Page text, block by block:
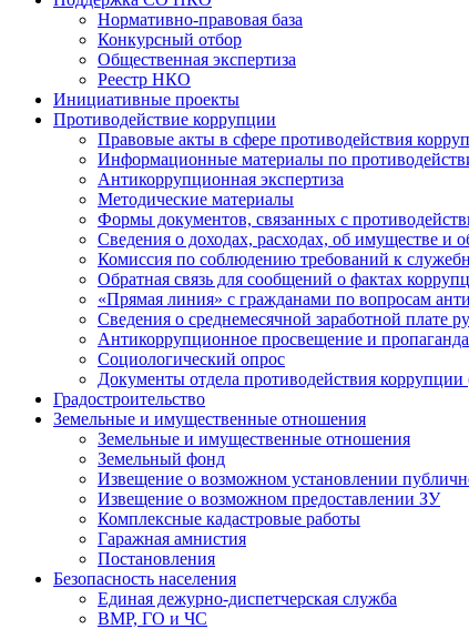
Нормативно-правовая база
Конкурсный отбор
Общественная экспертиза
Реестр НКО
Инициативные проекты
Противодействие коррупции
Правовые акты в сфере противодействия
Информационные материалы по
Антикоррупционная экспертиза
Методические материалы
Формы документов, связанных с
Сведения о доходах, расходах, об имуществе и
Комиссия по соблюдению требований к
Обратная связь для сообщений о фактах
«Прямая линия» с гражданами по вопросам
Сведения о среднемесячной заработной плате
Антикоррупционное просвещение и пропаганда
Социологический опрос
Документы отдела противодействия коррупции
Градостроительство
Земельные и имущественные отношения
Земельные и имущественные отношения
Земельный фонд
Извещение о возможном установлении
Извещение о возможном предоставлении ЗУ
Комплексные кадастровые работы
Гаражная амнистия
Постановления
Безопасность населения
Единая дежурно-диспетчерская служба
ВМР, ГО и ЧС